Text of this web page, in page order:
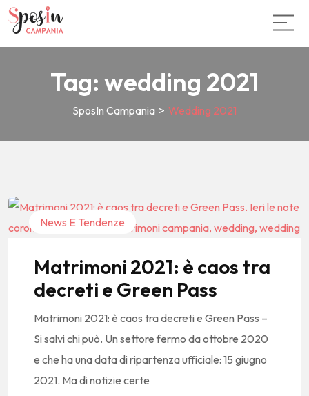
Tag: wedding 2021
SposIn Campania > Wedding 2021
News E Tendenze
Matrimoni 2021: è caos tra
decreti e Green Pass
Matrimoni 2021: è caos tra decreti e Green Pass –
Si salvi chi può. Un settore fermo da ottobre 2020
e che ha una data di ripartenza ufficiale: 15 giugno
2021. Ma di notizie certe